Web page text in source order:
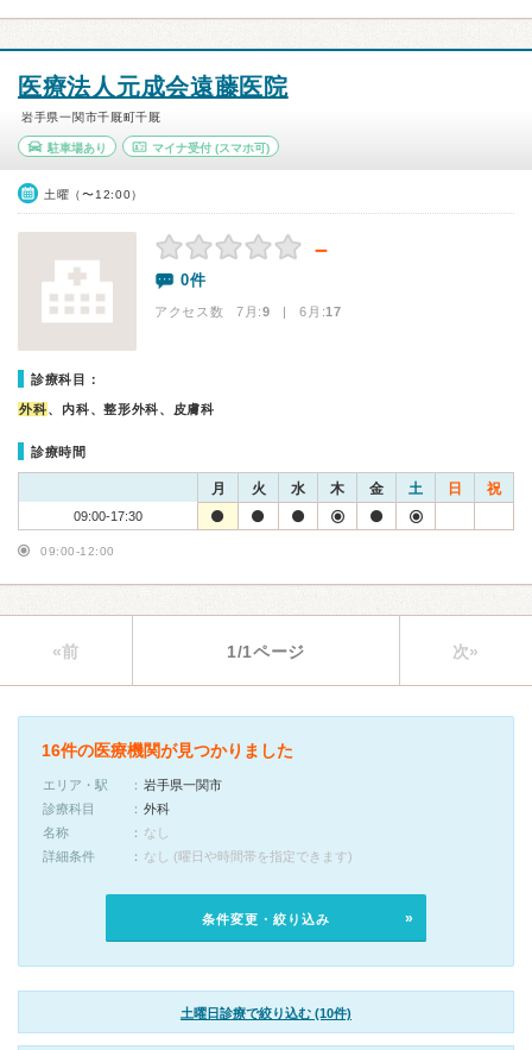
医療法人元成会遠藤医院
岩手県一関市千厩町千厩
駐車場あり マイナ受付(スマホ可)
土曜（〜12:00）
－
0件
アクセス数 7月:9 | 6月:17
診療科目：
外科、内科、整形外科、皮膚科
診療時間
月 火 水 木 金 土 日 祝
09:00-17:30
09:00-12:00
«前 1/1ページ 次»
16件の医療機関が見つかりました
エリア・駅
岩手県一関市
診療科目
外科
名称
なし
詳細条件
なし (曜日や時間帯を指定できます)
条件変更・絞り込み
土曜日診療で絞り込む (10件)